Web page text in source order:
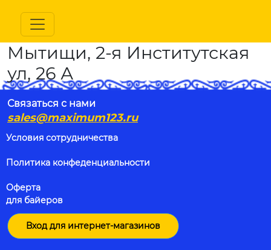
Мытищи, 2-я Институтская
ул, 26 А
Связаться с нами
sales@maximum123.ru
Условия сотрудничества
Политика конфеденциальности
Оферта
для байеров
Вход для интернет-магазинов